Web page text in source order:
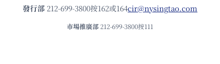
發⾏部 212-699-3800按162或164cir@nysingtao.com
市場推廣部 212-699-3800按111